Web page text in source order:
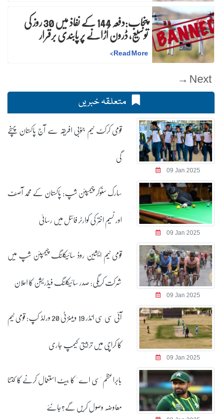
پنجاب:دفعہ 144 کے نفاذ میں 30 روز کیتوسیع، ڈرون اُڑانے پر پابندی برقرار
Read More
>
Next →
متعلقہ خبریں
09 Jan 2025
قومی کرکٹ ٹیم جنوبی افریقہ سے آج پاکستان پہنچے
گی
09 Jan 2025
سارک سنوکر چیمپئن شپ: پاکستان کے محمد آصف
اور نسیم اختر کی کوارٹر فائنل میں رسائی
09 Jan 2025
قومی ٹیم ایشین روڈ سائیکلنگ چیمپئن شپ میں
شرکت کریگی: صدر سائیکلنگ فیڈریشن کا اعلان
09 Jan 2025
آئی سی سی انڈر 19 ویمنز ٹی 20 ورلڈ کپ: قومی ٹیم
کا کراچی میں تربیتی کیمپ جاری
بابراعظم 'سی اے ' کا بیٹ استعمال کرنے کا کتنا
معاوضہ وصول کریں گے؟جانئے